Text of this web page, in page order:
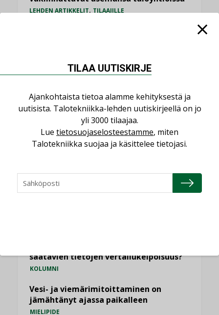
LEHDEN ARTIKKELIT, TILAAJILLE
NÄKÖKULMIA
Puheista tekoihin – uusin teknologia
käyttöön kiinteistöissä
KOLUMNI
saatavien tietojen vertailukelpoisuus?
KOLUMNI
Vesi- ja viemärimitoittaminen on
jämähtänyt ajassa paikalleen
MIELIPIDE
TILAA UUTISKIRJE
Ajankohtaista tietoa alamme kehityksestä ja
uutisista. Talotekniikka-lehden uutiskirjeellä on jo
yli 3000 tilaajaa.
Lue tietosuojaselosteestamme, miten
Talotekniikka suojaa ja käsittelee tietojasi.